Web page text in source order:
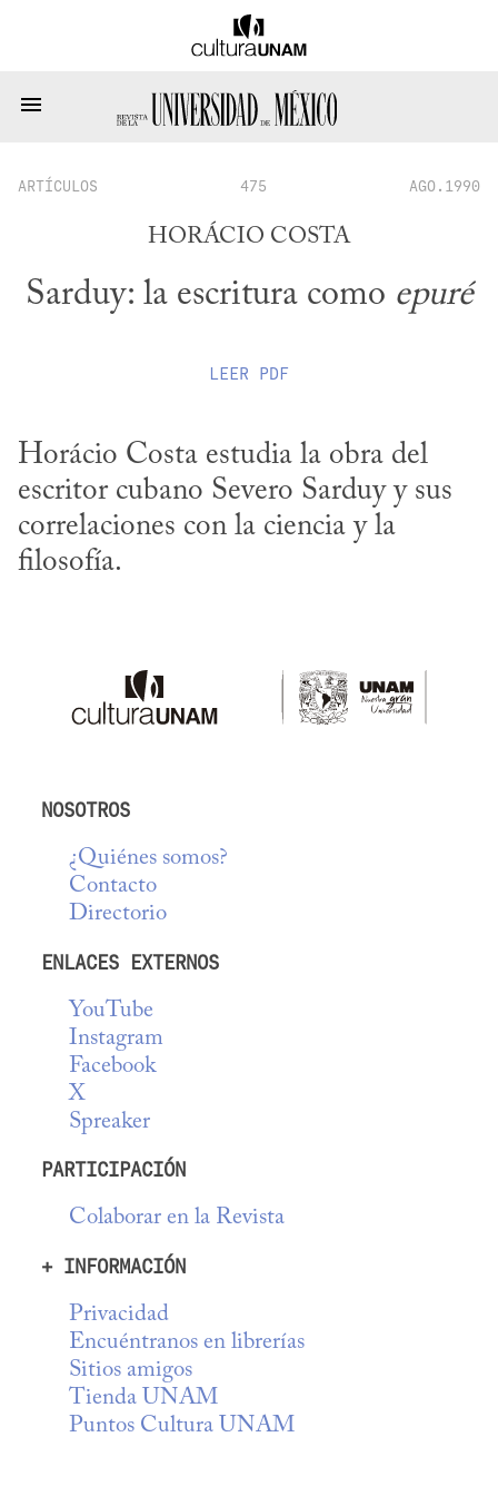
ARTÍCULOS 475 AGO.1990
HORÁCIO COSTA
Sarduy: la escritura como epuré
LEER PDF
Horácio Costa estudia la obra del
escritor cubano Severo Sarduy y sus
correlaciones con la ciencia y la
filosofía.
NOSOTROS
¿Quiénes somos?
Contacto
Directorio
ENLACES EXTERNOS
YouTube
Instagram
Facebook
X
Spreaker
PARTICIPACIÓN
Colaborar en la Revista
+ INFORMACIÓN
Privacidad
Encuéntranos en librerías
Sitios amigos
Tienda UNAM
Puntos Cultura UNAM